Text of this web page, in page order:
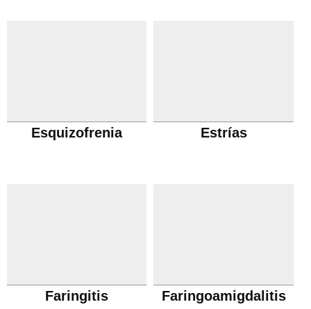
Esquizofrenia Estrías
Faringitis Faringoamigdalitis